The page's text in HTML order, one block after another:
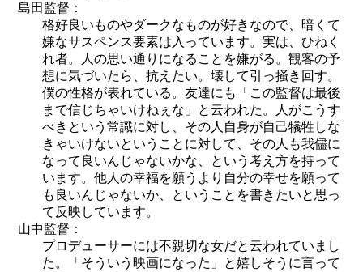
島田監督：
格好良いものやダークなものが好きなので、暗くて
嫌なサスペンス要素は入っています。実は、ひねく
れ者。人の思い通りになることを嫌がる。観客の予
想に気づいたら、抗えたい。壊して引っ掻き回す。
僕の性格が表れている。友達にも「この監督は最後
まで信じちゃいけねぇな」と云われた。人がこうす
べきという常識に対し、その人自身が自己犠牲しな
きゃいけないということに対して、その人も我儘に
なって良いんじゃないかな、という考え方を持って
います。他人の幸福を願うより自分の幸せを願って
も良いんじゃないか、ということを書きたいと思っ
て反映しています。
山中監督：
プロデューサーには不親切な女だと云われていまし
た。「そういう映画になった」と嬉しそうに言って